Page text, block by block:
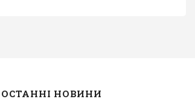
ОСТАННІ НОВИНИ